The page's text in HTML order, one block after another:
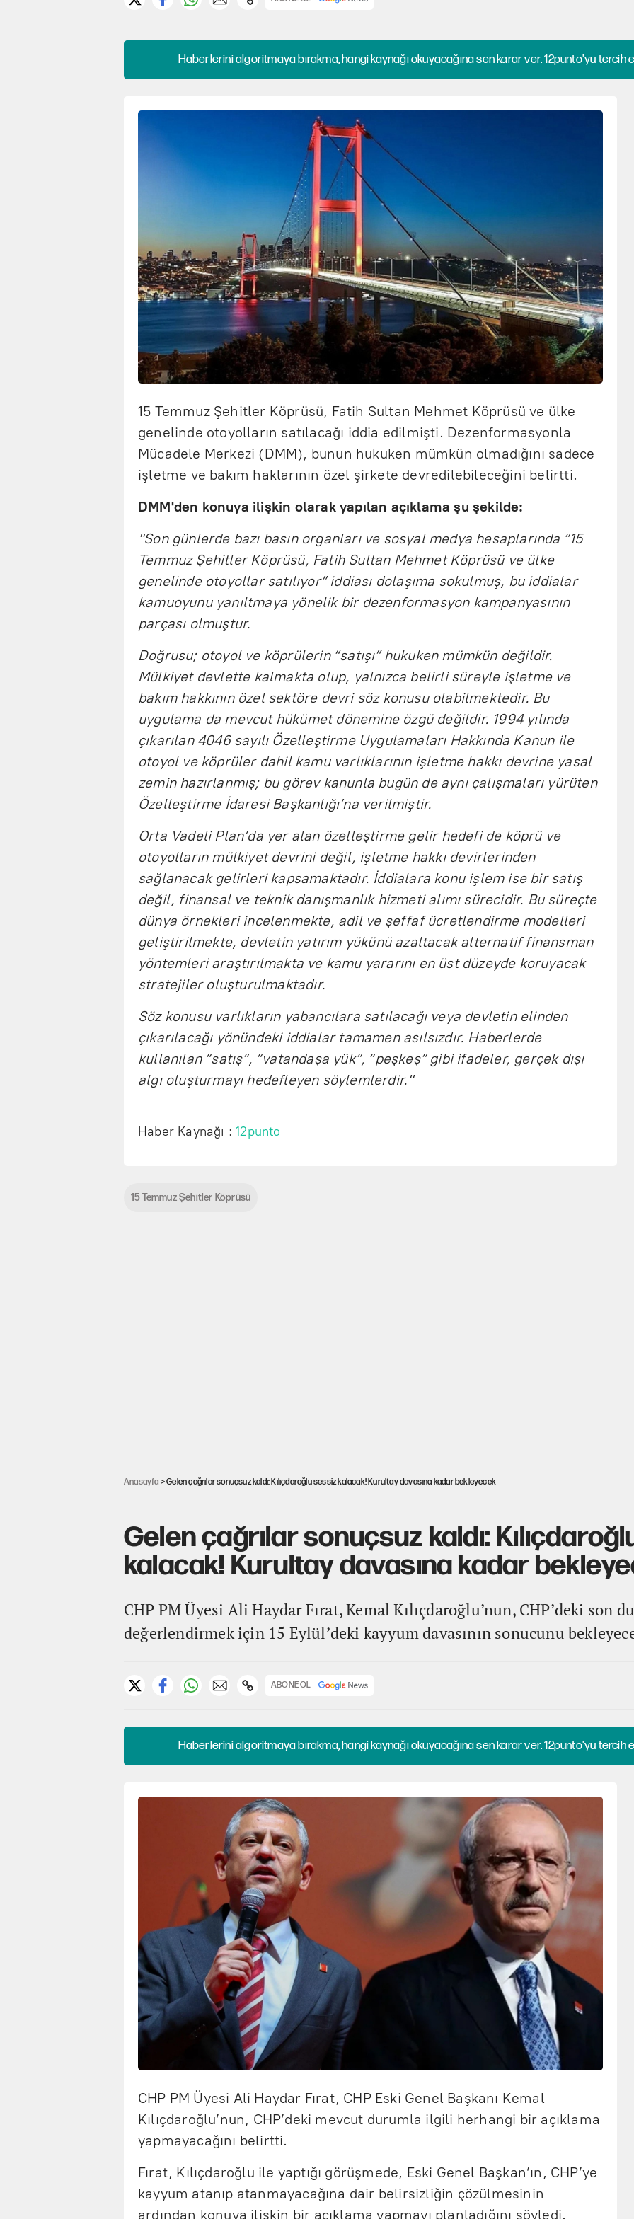
Haberlerini algoritmaya bırakma, hangi kaynağı okuyacağına sen karar ver. 12punto'yu tercih
15 Temmuz Şehitler Köprüsü, Fatih Sultan Mehmet Köprüsü ve ülke
genelinde otoyolların satılacağı iddia edilmişti. Dezenformasyonla
Mücadele Merkezi (DMM), bunun hukuken mümkün olmadığını sadece
işletme ve bakım haklarının özel şirkete devredilebileceğini belirtti.
DMM'den konuya ilişkin olarak yapılan açıklama şu şekilde:
"Son günlerde bazı basın organları ve sosyal medya hesaplarında “15
Temmuz Şehitler Köprüsü, Fatih Sultan Mehmet Köprüsü ve ülke
genelinde otoyollar satılıyor” iddiası dolaşıma sokulmuş, bu iddialar
kamuoyunu yanıltmaya yönelik bir dezenformasyon kampanyasının
parçası olmuştur.
Doğrusu; otoyol ve köprülerin “satışı” hukuken mümkün değildir.
Mülkiyet devlette kalmakta olup, yalnızca belirli süreyle işletme ve
bakım hakkının özel sektöre devri söz konusu olabilmektedir. Bu
uygulama da mevcut hükümet dönemine özgü değildir. 1994 yılında
çıkarılan 4046 sayılı Özelleştirme Uygulamaları Hakkında Kanun ile
otoyol ve köprüler dahil kamu varlıklarının işletme hakkı devrine yasal
zemin hazırlanmış; bu görev kanunla bugün de aynı çalışmaları yürüten
Özelleştirme İdaresi Başkanlığı’na verilmiştir.
Orta Vadeli Plan’da yer alan özelleştirme gelir hedefi de köprü ve
otoyolların mülkiyet devrini değil, işletme hakkı devirlerinden
sağlanacak gelirleri kapsamaktadır. İddialara konu işlem ise bir satış
değil, finansal ve teknik danışmanlık hizmeti alımı sürecidir. Bu süreçte
dünya örnekleri incelenmekte, adil ve şeffaf ücretlendirme modelleri
geliştirilmekte, devletin yatırım yükünü azaltacak alternatif finansman
yöntemleri araştırılmakta ve kamu yararını en üst düzeyde koruyacak
stratejiler oluşturulmaktadır.
Söz konusu varlıkların yabancılara satılacağı veya devletin elinden
çıkarılacağı yönündeki iddialar tamamen asılsızdır. Haberlerde
kullanılan “satış”, “vatandaşa yük”, “peşkeş” gibi ifadeler, gerçek dışı
algı oluşturmayı hedefleyen söylemlerdir."
Haber Kaynağı :12punto
15 Temmuz Şehitler Köprüsü
Anasayfa > Gelen çağrılar sonuçsuz kaldı: Kılıçdaroğlu sessiz kalacak! Kurultay davasına kadar bekleyecek
Gelen çağrılar sonuçsuz kaldı:
kalacak! Kurultay davasına kadar
CHP PM Üyesi Ali Haydar Fırat, Kemal Kılıçdaroğlu’nun, CHP’deki son
değerlendirmek için 15 Eylül’deki kayyum davasının sonucunu
ABONE OL
Haberlerini algoritmaya bırakma, hangi kaynağı okuyacağına sen karar ver. 12punto'yu tercih
CHP PM Üyesi Ali Haydar Fırat, CHP Eski Genel Başkanı Kemal
Kılıçdaroğlu’nun, CHP’deki mevcut durumla ilgili herhangi bir açıklama
yapmayacağını belirtti.
Fırat, Kılıçdaroğlu ile yaptığı görüşmede, Eski Genel Başkan’ın, CHP’ye
kayyum atanıp atanmayacağına dair belirsizliğin çözülmesinin
ardından konuya ilişkin bir açıklama yapmayı planladığını söyledi.